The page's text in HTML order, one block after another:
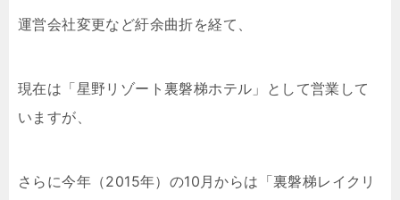
運営会社変更など紆余曲折を経て、
現在は「星野リゾート裏磐梯ホテル」として営業して
いますが、
さらに今年（2015年）の10月からは「裏磐梯レイクリ